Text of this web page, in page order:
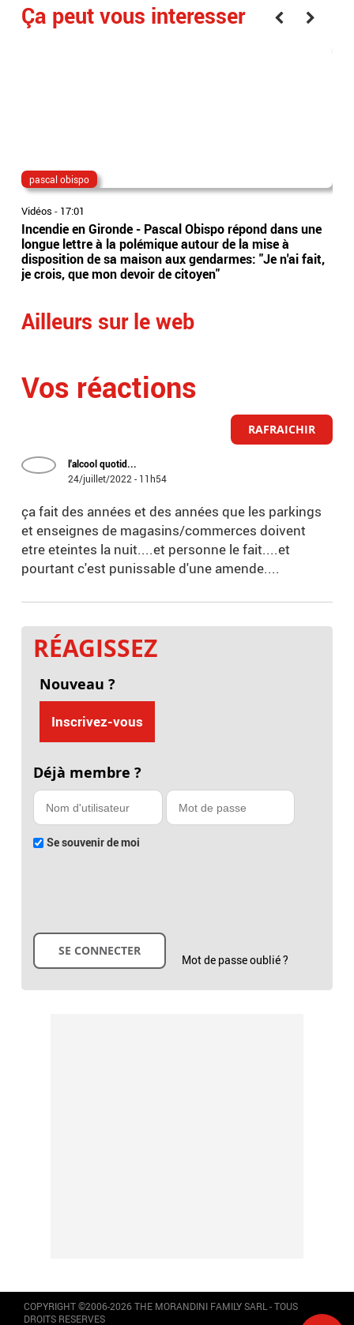
Ça peut vous interesser
pascal obispo
Vidéos - 17:01
Incendie en Gironde - Pascal Obispo répond dans une
longue lettre à la polémique autour de la mise à
disposition de sa maison aux gendarmes: "Je n'ai fait,
je crois, que mon devoir de citoyen"
Ailleurs sur le web
Vos réactions
RAFRAICHIR
l'alcool quotid...
24/juillet/2022 - 11h54
ça fait des années et des années que les parkings
et enseignes de magasins/commerces doivent
etre eteintes la nuit....et personne le fait....et
pourtant c'est punissable d'une amende....
RÉAGISSEZ
Nouveau ?
Inscrivez-vous
Déjà membre ?
Se souvenir de moi
Mot de passe oublié ?
COPYRIGHT ©2006-2026 THE MORANDINI FAMILY SARL - TOUS
DROITS RESERVES